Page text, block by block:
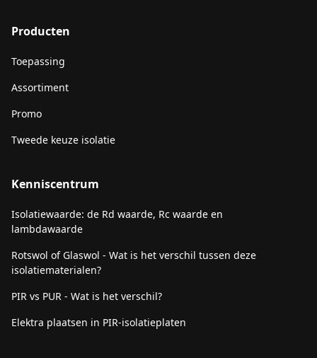
Producten
Toepassing
Assortiment
Promo
Tweede keuze isolatie
Kenniscentrum
Isolatiewaarde: de Rd waarde, Rc waarde en
lambdawaarde
Rotswol of Glaswol - Wat is het verschil tussen deze
isolatiematerialen?
PIR vs PUR - Wat is het verschil?
Elektra plaatsen in PIR-isolatieplaten